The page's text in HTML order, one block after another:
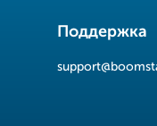
Поддержка